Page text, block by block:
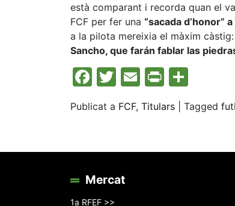
està comparant i recorda quan el
FCF per fer una “sacada d’honor”
a la pilota mereixia el màxim
Sancho, que farán fablar las
Facebook
Twitter
Email
Print
Publicat a FCF, Titulars Tagged
Mercat
1a RFEF >>